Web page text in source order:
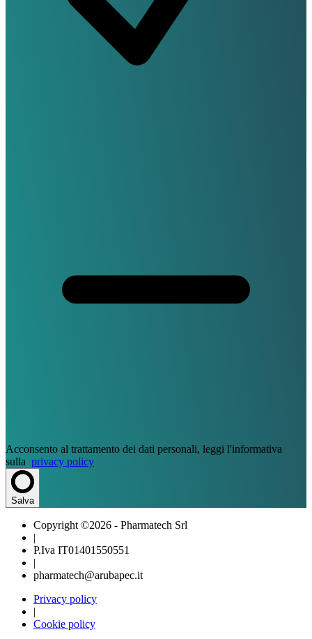
Acconsento al trattamento dei dati personali, leggi l'informativa
sulla privacy policy
Salva
Copyright ©2026 - Pharmatech Srl
|
P.Iva IT01401550551
|
pharmatech@arubapec.it
Privacy policy
|
Cookie policy